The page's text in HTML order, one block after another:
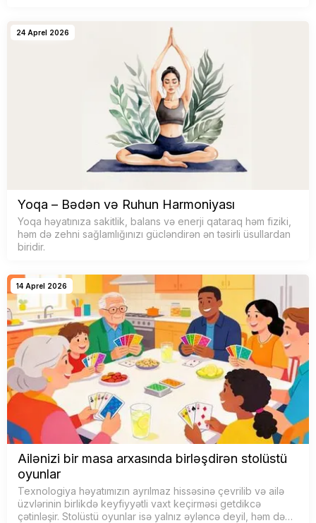
24 Aprel 2026
Yoqa – Bədən və Ruhun Harmoniyası
Yoqa həyatınıza sakitlik, balans və enerji qataraq həm fiziki,
həm də zehni sağlamlığınızı gücləndirən ən təsirli üsullardan
biridir.
14 Aprel 2026
Ailənizi bir masa arxasında birləşdirən stolüstü
oyunlar
Texnologiya həyatımızın ayrılmaz hissəsinə çevrilib və ailə
üzvlərinin birlikdə keyfiyyətli vaxt keçirməsi getdikcə
çətinləşir. Stolüstü oyunlar isə yalnız əyləncə deyil, həm də